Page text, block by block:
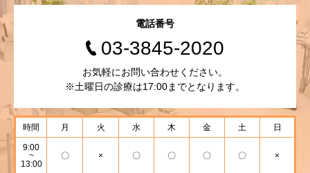
電話番号
03-3845-2020
お気軽にお問い合わせください。
※土曜日の診療は17:00までとなります。
時間 月 火 水 木 金 土 日
9:00
~
13:00
〇 × 〇 〇 〇 〇 ×